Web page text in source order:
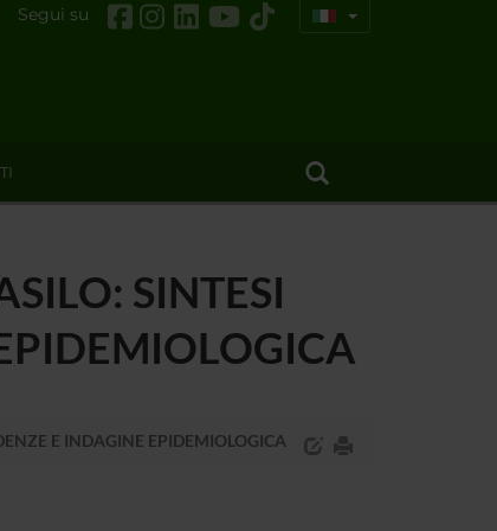
Segui su
SINTESI
E INDAGINE EPIDEMIOLOGICA